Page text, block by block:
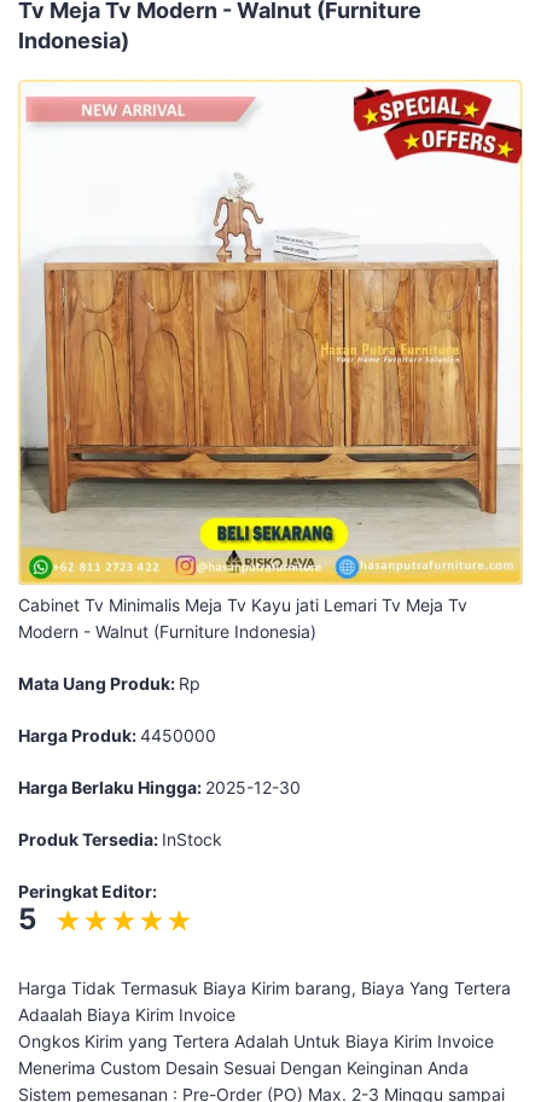
Tv Meja Tv Modern - Walnut (Furniture
Indonesia)
Cabinet Tv Minimalis Meja Tv Kayu jati Lemari Tv Meja Tv
Modern - Walnut (Furniture Indonesia)
Mata Uang Produk: Rp
Harga Produk:4450000
Harga Berlaku Hingga: 2025-12-30
Produk Tersedia: InStock
Peringkat Editor:
5
Harga Tidak Termasuk Biaya Kirim barang, Biaya Yang Tertera
Adaalah Biaya Kirim Invoice
Ongkos Kirim yang Tertera Adalah Untuk Biaya Kirim Invoice
Menerima Custom Desain Sesuai Dengan Keinginan Anda
Sistem pemesanan : Pre-Order (PO) Max. 2-3 Minggu sampai